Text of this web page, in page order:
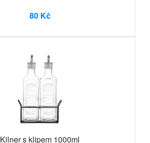
80 Kč
Kilner s klipem 1000ml